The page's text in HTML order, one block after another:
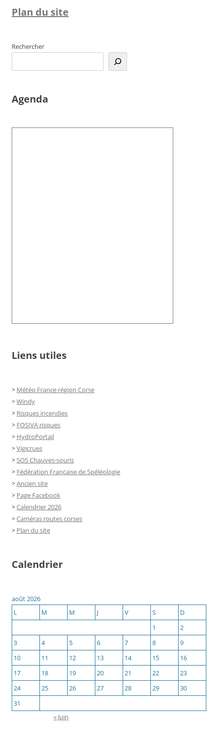
Plan du site
Rechercher
Agenda
Liens utiles
> Météo France région Corse
>Windy
> Risques incendies
> FOSIVA risques
> HydroPortail
>Vigicrues
>SOS Chauves-souris
> Fédération Française de Spéléologie
>Ancien site
> Page Facebook
>Calendrier 2026
>Caméras routes corses
> Plan du site
Calendrier
août 2026
L
M M J V S
D
1
2
3
4 5 6 7 8
9
10
11 12 13 14 15
16
17
18 19 20 21 22
23
24
25 26 27 28 29
30
31
« Juin